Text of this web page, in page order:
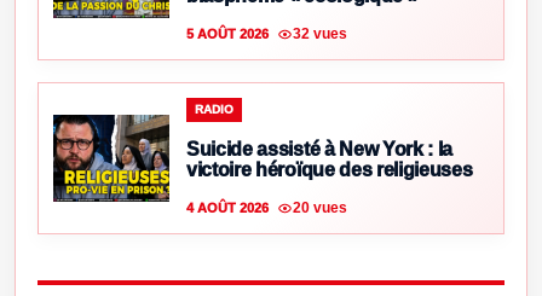
5 AOÛT 2026 32 vues
RADIO
Suicide assisté à New York : la
victoire héroïque des religieuses
4 AOÛT 2026 20 vues